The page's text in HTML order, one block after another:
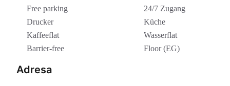
Free parking
24/7 Zugang
Drucker
Küche
Kaffeeflat
Wasserflat
Barrier-free
Floor (EG)
Adresa